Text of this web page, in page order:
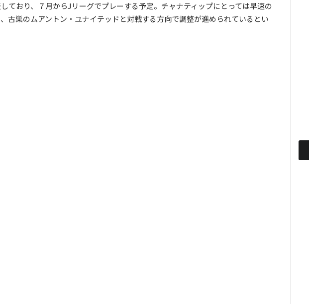
ており、７月からJリーグでプレーする予定。チャナティップにとっては早速の
古巣のムアントン・ユナイテッドと対戦する方向で調整が進められているとい